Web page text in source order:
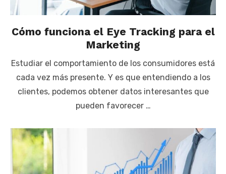
Cómo funciona el Eye Tracking para el
Marketing
Estudiar el comportamiento de los consumidores está
cada vez más presente. Y es que entendiendo a los
clientes, podemos obtener datos interesantes que
pueden favorecer …